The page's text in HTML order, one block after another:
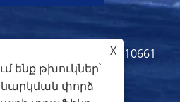
+86-18217210661
18217210661
X
ենք թխուկներ՝
փորձ